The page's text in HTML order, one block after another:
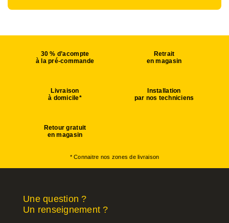
30 % d’acompte
à la pré-commande
Retrait
en magasin
Livraison
à domicile*
Installation
par nos techniciens
Retour gratuit
en magasin
* Connaitre nos zones de livraison
Une question ?
Un renseignement ?